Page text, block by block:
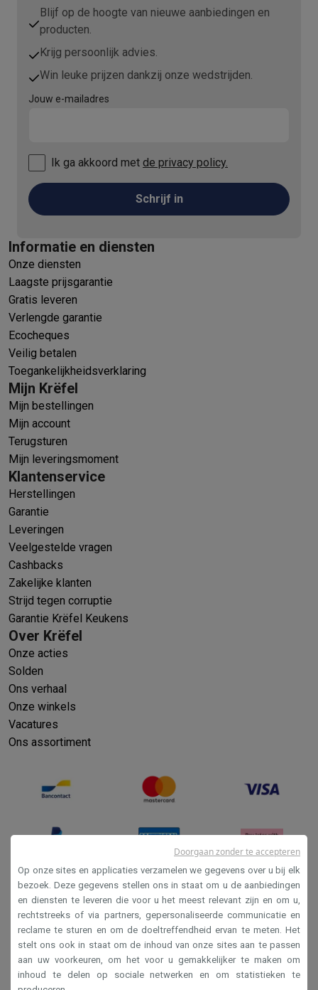
Blijf op de hoogte van nieuwe aanbiedingen en
producten.
Krijg persoonlijk advies.
Win leuke prijzen dankzij onze wedstrijden.
Jouw e-mailadres
Ik ga akkoord met de privacy policy.
Schrijf in
Informatie en diensten
Onze diensten
Laagste prijsgarantie
Gratis leveren
Verlengde garantie
Ecocheques
Veilig betalen
Toegankelijkheidsverklaring
Mijn Krëfel
Mijn bestellingen
Mijn account
Terugsturen
Mijn leveringsmoment
Klantenservice
Herstellingen
Garantie
Leveringen
Veelgestelde vragen
Cashbacks
Zakelijke klanten
Strijd tegen corruptie
Garantie Krëfel Keukens
Over Krëfel
Onze acties
Solden
Ons verhaal
Onze winkels
Vacatures
Ons assortiment
Verkoopsvoorwaarden
Privacy
Disclaimer
Cookies
Op onze sites en applicaties verzamelen we gegevens over u bij elk
bezoek. Deze gegevens stellen ons in staat om u de aanbiedingen
en diensten te leveren die voor u het meest relevant zijn en om u,
rechtstreeks of via partners, gepersonaliseerde communicatie en
reclame te sturen en om de doeltreffendheid ervan te meten. Het
stelt ons ook in staat om de inhoud van onze sites aan te passen
aan uw voorkeuren, om het voor u gemakkelijker te maken om
inhoud te delen op sociale netwerken en om statistieken te
Doorgaan zonder te accepteren